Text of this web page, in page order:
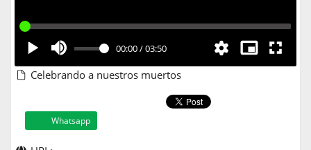
00:00/03:50
Celebrando a nuestros muertos
Whatsapp